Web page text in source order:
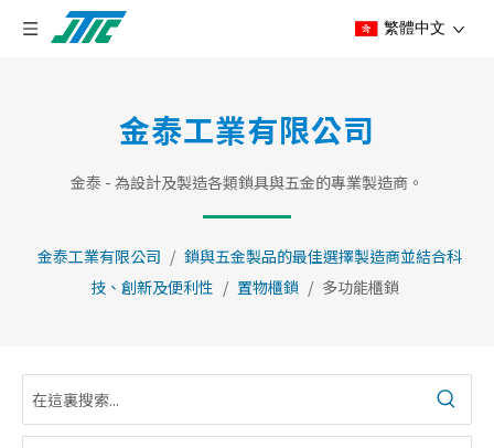
繁體中文
金泰工業有限公司
金泰 - 為設計及製造各類鎖具與五金的專業製造商。
金泰工業有限公司 / 鎖與五金製品的最佳選擇製造商並結合科
技、創新及便利性 / 置物櫃鎖 / 多功能櫃鎖